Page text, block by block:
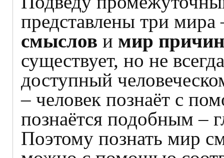
представлены три
смыслов и мир
существует, но не
доступный
– человек познаёт с
познаётся подобным –
Поэтому познать мир